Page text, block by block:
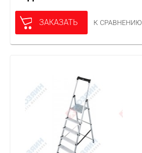
ЗАКАЗАТЬ К СРАВНЕНИЮ